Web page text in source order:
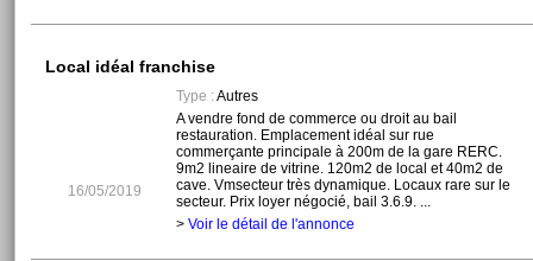
Local idéal franchise
16/05/2019
Type :Autres
A vendre fond de commerce ou droit au bail
restauration. Emplacement idéal sur rue
commerçante principale à 200m de la gare RERC.
9m2 lineaire de vitrine. 120m2 de local et 40m2 de
cave. Vmsecteur très dynamique. Locaux rare sur le
secteur. Prix loyer négocié, bail 3.6.9. ...
> Voir le détail de l'annonce